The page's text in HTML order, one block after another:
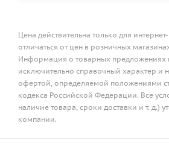
Цена действительна только для
отличаться от цен в розничных
Информация о товарных предложениях
исключительно справочный характер и
офертой, определяемой положениями
кодекса Российской Федерации. Все
наличие товара, сроки доставки и т. д.)
компании.